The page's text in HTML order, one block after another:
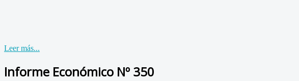
Leer más...
Informe Económico Nº 350